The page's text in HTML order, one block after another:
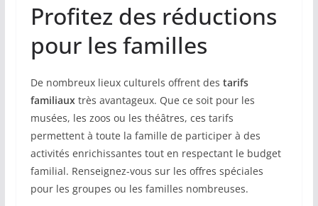
Profitez des réductions
pour les familles
De nombreux lieux culturels offrent des tarifs
familiauxtrès avantageux. Que ce soit pour les
musées, les zoos ou les théâtres, ces tarifs
permettent à toute la famille de participer à des
activités enrichissantes tout en respectant le budget
familial. Renseignez-vous sur les offres spéciales
pour les groupes ou les familles nombreuses.